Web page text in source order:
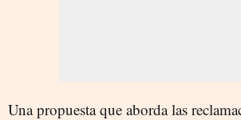
Una propuesta que aborda las